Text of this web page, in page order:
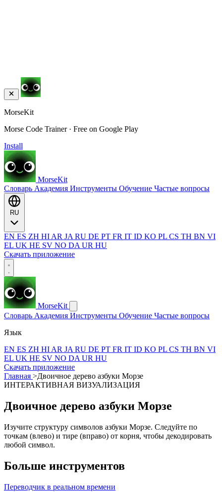
MorseKit
Morse Code Trainer · Free on Google Play
Install
MorseKit
Словарь Академия Инструменты Обучение Частые вопросы
EN ES ZH HI AR JA RU DE PT FR IT ID KO PL CS TH BN VI
EL UK HE SV NO DA UR HU
Скачать приложение
MorseKit
Словарь Академия Инструменты Обучение Частые вопросы
Язык
EN ES ZH HI AR JA RU DE PT FR IT ID KO PL CS TH BN VI
EL UK HE SV NO DA UR HU
Скачать приложение
Главная >Двоичное дерево азбуки Морзе
ИНТЕРАКТИВНАЯ ВИЗУАЛИЗАЦИЯ
Двоичное дерево азбуки Морзе
Изучите структуру символов азбуки Морзе. Следуйте по
точкам (влево) и тире (вправо) от корня, чтобы декодировать
любой символ.
Больше инструментов
Переводчик в реальном времени